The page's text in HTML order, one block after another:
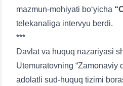
mazmun-mohiyati bo‘yicha
telekanaliga intervyu berdi.
***
Davlat va huquq nazariyasi
Utemuratovning “Zamonaviy
adolatli sud-huquq tizimi